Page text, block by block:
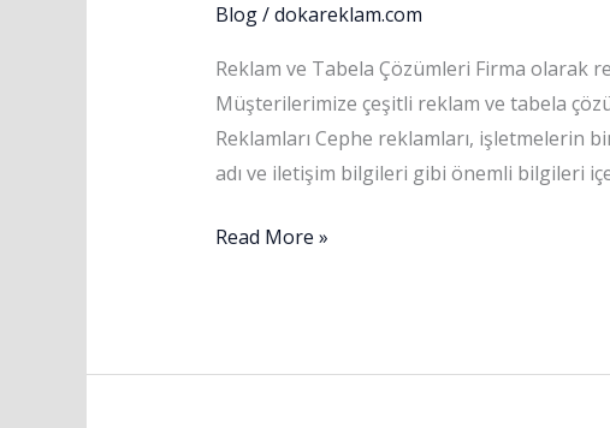
Blog/dokareklam.com
Reklam ve Tabela Çözümleri Firma olarak
Müşterilerimize çeşitli reklam ve tabela
Reklamları Cephe reklamları, işletmelerin
adı ve iletişim bilgileri gibi önemli bilgileri
Çözümleri
Read More »